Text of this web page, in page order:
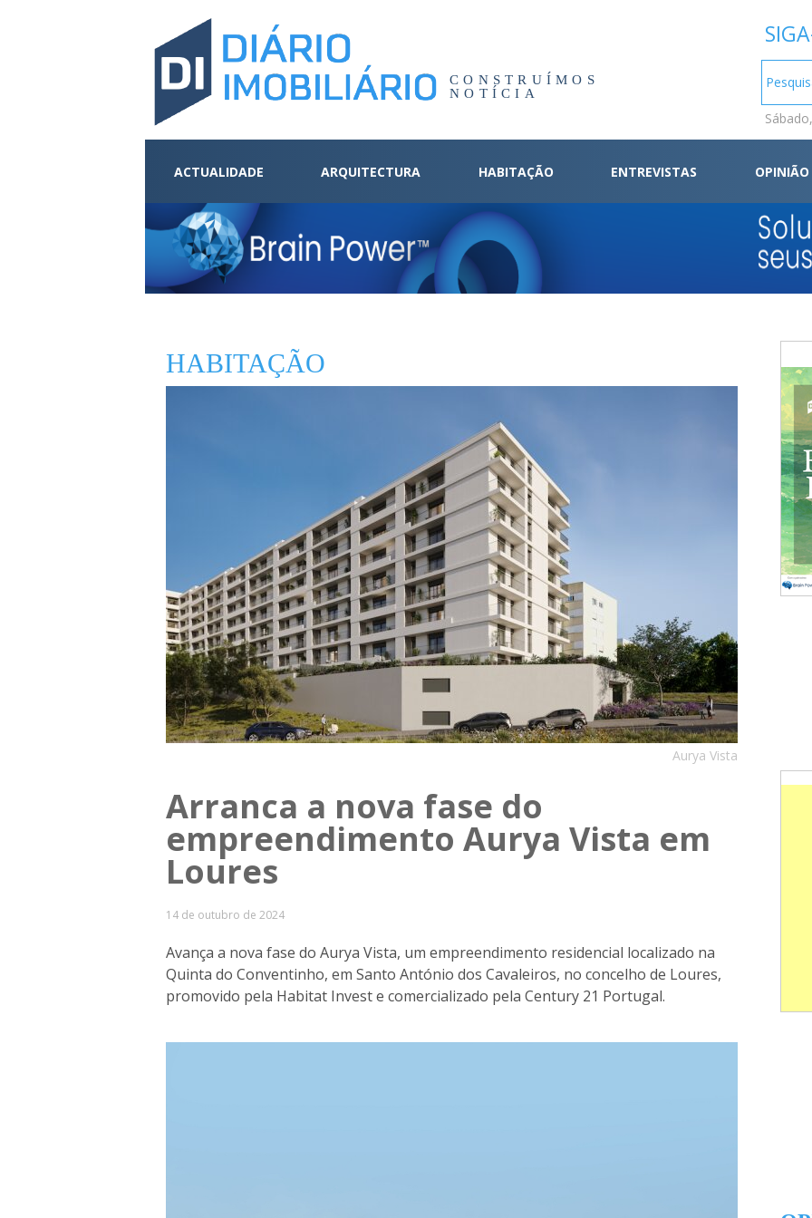
CONSTRUÍMOS
NOTÍCIA
ACTUALIDADE ARQUITECTURA HABITAÇÃO ENTREVISTAS OPINIÃO
HABITAÇÃO
Aurya Vista
Arranca a nova fase do
empreendimento Aurya Vista em
Loures
14 de outubro de 2024
Avança a nova fase do Aurya Vista, um empreendimento residencial localizado na
Quinta do Conventinho, em Santo António dos Cavaleiros, no concelho de Loures,
promovido pela Habitat Invest e comercializado pela Century 21 Portugal.